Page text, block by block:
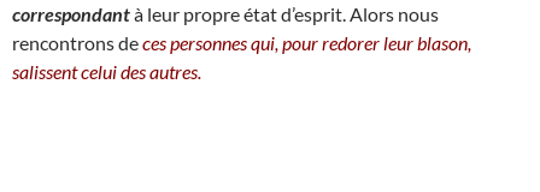
correspondantà leur propre état d’esprit. Alors nous
rencontrons deces personnes qui, pour redorer leur blason,
salissent celui des autres.